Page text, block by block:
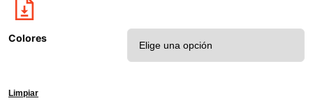
Colores
Limpiar